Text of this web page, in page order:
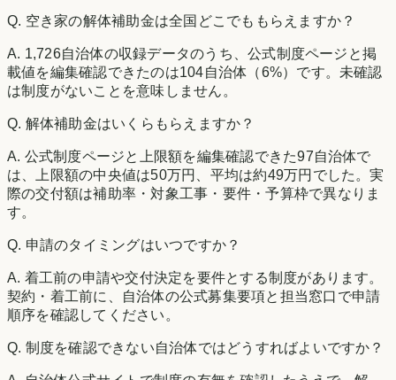
Q. 空き家の解体補助金は全国どこでももらえますか？
A. 1,726自治体の収録データのうち、公式制度ページと掲
載値を編集確認できたのは104自治体（6%）です。未確認
は制度がないことを意味しません。
Q. 解体補助金はいくらもらえますか？
A. 公式制度ページと上限額を編集確認できた97自治体で
は、上限額の中央値は50万円、平均は約49万円でした。実
際の交付額は補助率・対象工事・要件・予算枠で異なりま
す。
Q. 申請のタイミングはいつですか？
A. 着工前の申請や交付決定を要件とする制度があります。
契約・着工前に、自治体の公式募集要項と担当窓口で申請
順序を確認してください。
Q. 制度を確認できない自治体ではどうすればよいですか？